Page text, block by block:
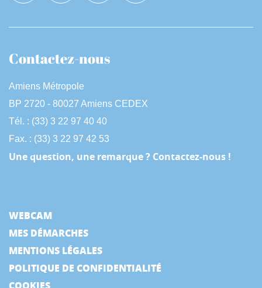
Contactez-nous
Amiens Métropole
BP 2720 - 80027 Amiens CEDEX
Tél. : (33) 3 22 97 40 40
Fax. : (33) 3 22 97 42 53
Une question, une remarque ? Contactez-nous !
WEBCAM
MES DÉMARCHES
MENTIONS LÉGALES
POLITIQUE DE CONFIDENTIALITÉ
COOKIES